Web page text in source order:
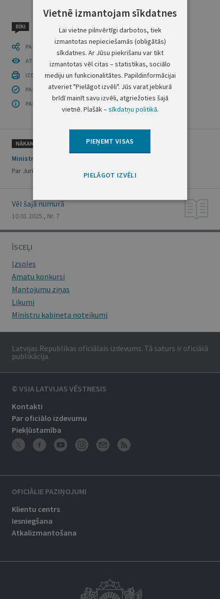
RĪKI
PASTĀSTI CITIEM
ATVĒRT PUBLIKĀCIJU (PDF)
IZDRUKĀT PUBLIKĀCIJU
PAR INFORMĀCIJAS DROŠĪBU
PAR ŠO GRUPU
NĀKAMAIS
Ministru kabineta rīkojums Nr. 21
Par Juri Gaiķi
Vēl šajā numurā
10.01.2025., Nr. 7
ĪSCEĻI
Izsoles
Amatu konkursi
Mantojumu ziņas
Likumi
Ministru kabineta noteikumi
Latvijas Republikas oficiālais izdevums. Tā saturs ir oficiālā
publikācija.
© VSIA LATVIJAS VĒSTNESIS
Kontakti
Par oficiālo izdevumu
Piekļūstamība
OFICIĀLIE PAZIŅOJUMI
Klientu centrs
Iesniegšana
Atkalizmantošana
Vietnē izmantojam sīkdatnes
Lai vietne pilnvērtīgi darbotos, tiek
izmantotas nepieciešamās (obligātās)
sīkdatnes. Ar Jūsu piekrišanu var tikt
izmantotas vēl citas – statistikas, sociālo
mediju un funkcionalitātes. Papildinformācijai
atveriet "Pielāgot izvēli". Jūs varat jebkurā
brīdī mainīt savu izvēli, atgriežoties šajā
vietnē. Plašāk –sīkdatņu politikā.
PIEŅEMT VISAS
PIELĀGOT IZVĒLI